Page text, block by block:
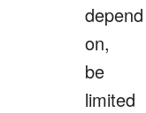
depend
on,
be
limited